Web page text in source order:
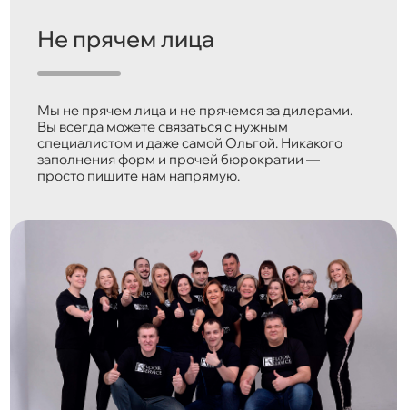
Не прячем лица
Мы не прячем лица и не прячемся за дилерами.
Вы всегда можете связаться с нужным
специалистом и даже самой Ольгой. Никакого
заполнения форм и прочей бюрократии —
просто пишите нам напрямую.